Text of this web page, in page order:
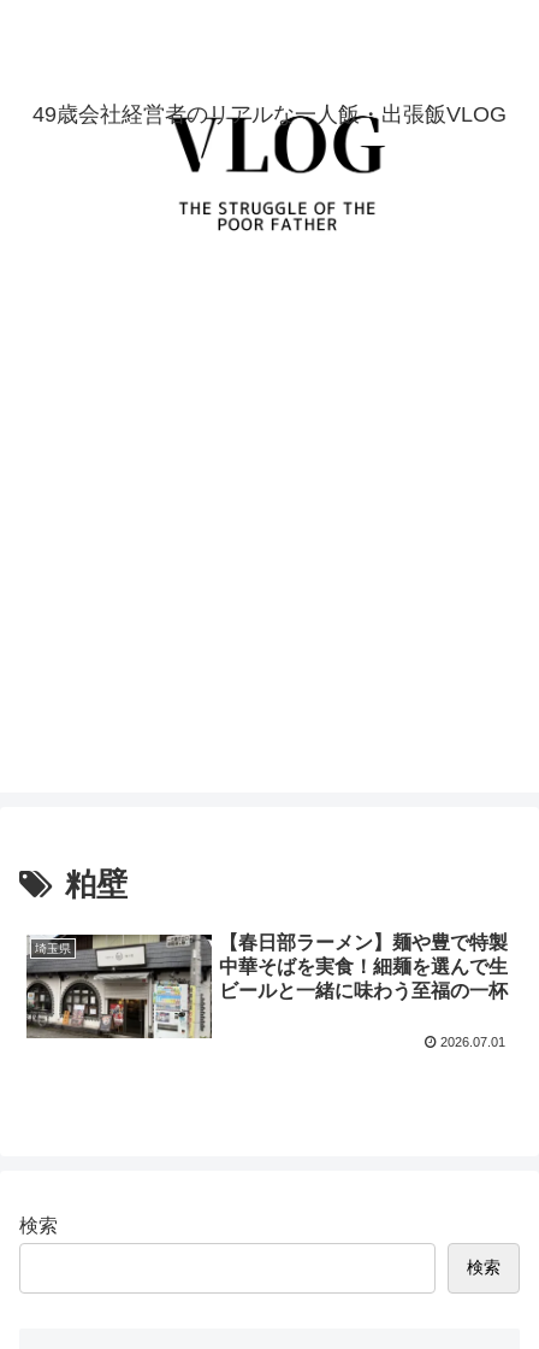
49歳会社経営者のリアルな一人飯・出張飯VLOG
粕壁
埼玉県
【春日部ラーメン】麺や豊で特製
中華そばを実食！細麺を選んで生
ビールと一緒に味わう至福の一杯
2026.07.01
検索
検索